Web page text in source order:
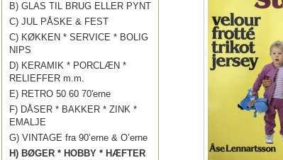
B) GLAS TIL BRUG ELLER PYNT
C) JUL PÅSKE & FEST
C) KØKKEN * SERVICE * BOLIG
NIPS
D) KERAMIK * PORCLÆN *
RELIEFFER m.m.
E) RETRO 50 60 70'erne
F) DÅSER * BAKKER * ZINK *
EMALJE
G) VINTAGE fra 90’erne & O’erne
H) BØGER * HOBBY * HÆFTER